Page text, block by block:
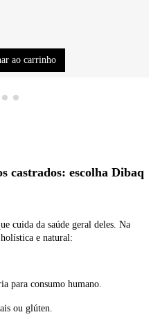
ao carrinho
castrados: escolha Dibaq
cuida da saúde geral deles. Na
e natural:
para consumo humano.
ou glúten.